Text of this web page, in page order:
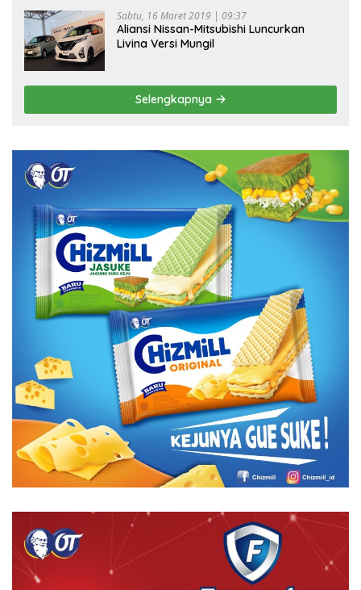
Sabtu, 16 Maret 2019 | 09:37
Aliansi Nissan-Mitsubishi Luncurkan
Livina Versi Mungil
Selengkapnya